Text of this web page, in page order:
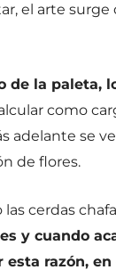
el arte surge
de la paleta,
como
adelante se
de flores.
cerdas
y cuando
esta razón,